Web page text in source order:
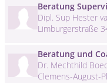
Beratung
Dipl. Sup Hester
Limburgerstraße
Beratung und
Dr. Mechthild
Clemens-August-